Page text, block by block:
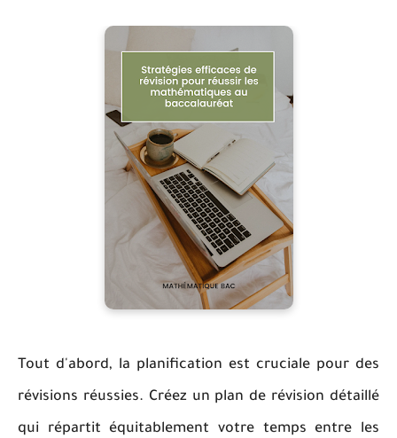
Tout d'abord, la planification est cruciale pour des
révisions réussies. Créez un plan de révision détaillé
qui répartit équitablement votre temps entre les